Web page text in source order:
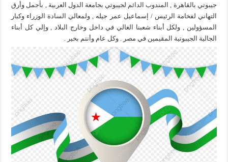
جيبوتي بالقاهرة , المندوب الدائم لجيبوتي بجامعة الدول العربية , بأجمل وأرق
التهاني لفخامة الرئيس / إسماعيل عمر جيله , ولمعالي السادة الوزراء وكبار
المسؤولين , ولكل أبناء شعبنا الغالي في داخل وخارج البلاد , وإلي كل أبناء
الجالية الجيبوتية المقيمين في مصر . وكل عام وأنتم بخير .